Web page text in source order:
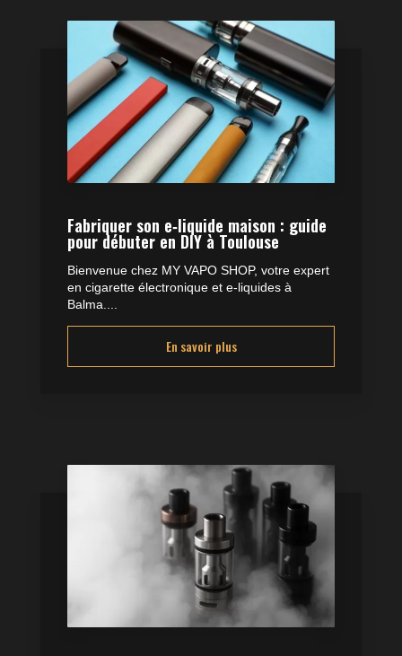
Fabriquer son e‑liquide maison : guide
pour débuter en DIY à Toulouse
Bienvenue chez MY VAPO SHOP, votre expert
en cigarette électronique et e-liquides à
Balma....
En savoir plus